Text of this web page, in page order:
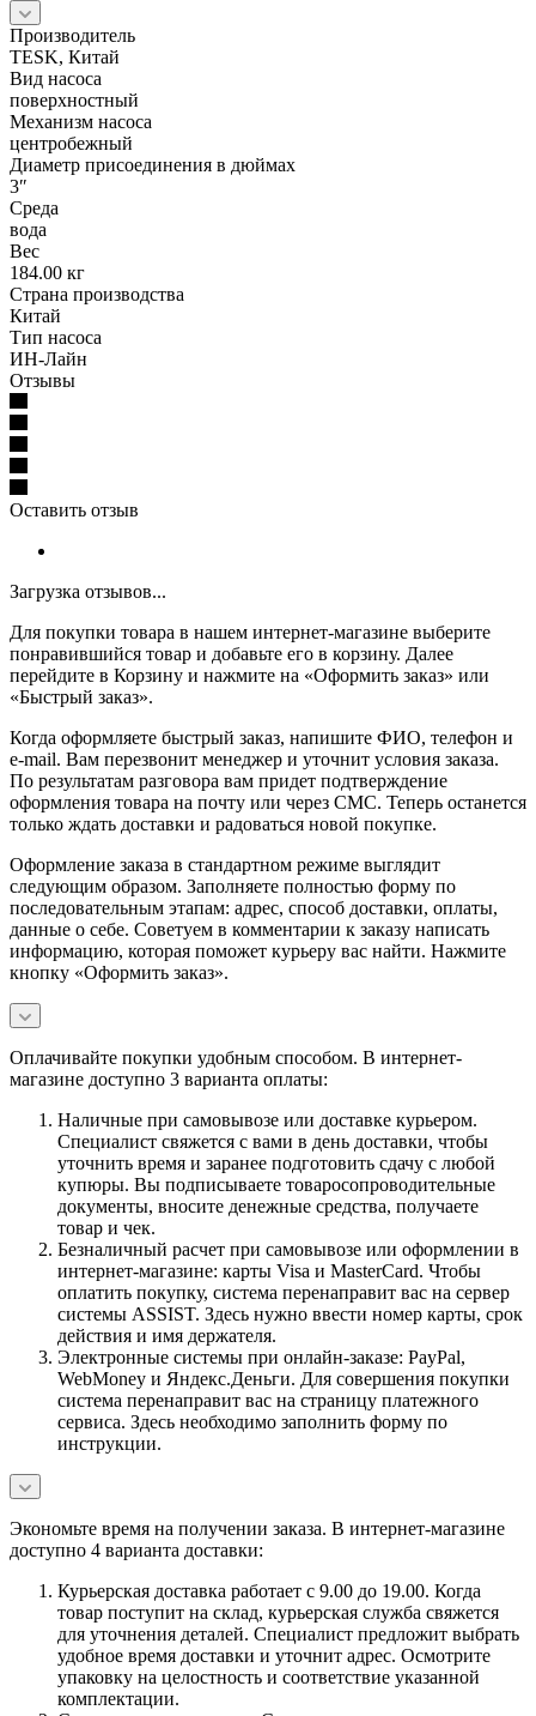
Производитель
TESK, Китай
Вид насоса
поверхностный
Механизм насоса
центробежный
Диаметр присоединения в дюймах
3″
Среда
вода
Вес
184.00 кг
Страна производства
Китай
Тип насоса
ИН-Лайн
Отзывы
Оставить отзыв
Загрузка отзывов...
Для покупки товара в нашем интернет-магазине выберите
понравившийся товар и добавьте его в корзину. Далее
перейдите в Корзину и нажмите на «Оформить заказ» или
«Быстрый заказ».
Когда оформляете быстрый заказ, напишите ФИО, телефон и
e-mail. Вам перезвонит менеджер и уточнит условия заказа.
По результатам разговора вам придет подтверждение
оформления товара на почту или через СМС. Теперь останется
только ждать доставки и радоваться новой покупке.
Оформление заказа в стандартном режиме выглядит
следующим образом. Заполняете полностью форму по
последовательным этапам: адрес, способ доставки, оплаты,
данные о себе. Советуем в комментарии к заказу написать
информацию, которая поможет курьеру вас найти. Нажмите
кнопку «Оформить заказ».
Оплачивайте покупки удобным способом. В интернет-
магазине доступно 3 варианта оплаты:
Наличные при самовывозе или доставке курьером.
Специалист свяжется с вами в день доставки, чтобы
уточнить время и заранее подготовить сдачу с любой
купюры. Вы подписываете товаросопроводительные
документы, вносите денежные средства, получаете
товар и чек.
Безналичный расчет при самовывозе или оформлении в
интернет-магазине: карты Visa и MasterCard. Чтобы
оплатить покупку, система перенаправит вас на сервер
системы ASSIST. Здесь нужно ввести номер карты, срок
действия и имя держателя.
Электронные системы при онлайн-заказе: PayPal,
WebMoney и Яндекс.Деньги. Для совершения покупки
система перенаправит вас на страницу платежного
сервиса. Здесь необходимо заполнить форму по
инструкции.
Экономьте время на получении заказа. В интернет-магазине
доступно 4 варианта доставки:
Курьерская доставка работает с 9.00 до 19.00. Когда
товар поступит на склад, курьерская служба свяжется
для уточнения деталей. Специалист предложит выбрать
удобное время доставки и уточнит адрес. Осмотрите
упаковку на целостность и соответствие указанной
комплектации.